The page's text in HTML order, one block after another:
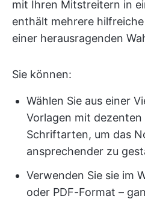
mit Ihren Mitstreitern in
enthält mehrere
einer herausragenden
Sie können:
Wählen Sie aus einer
Vorlagen mit
Schriftarten, um das
ansprechender zu
Verwenden Sie sie im
oder PDF-Format –